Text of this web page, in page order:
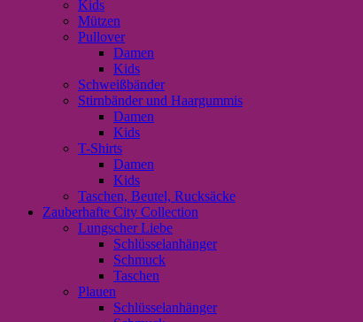
Kids
Mützen
Pullover
Damen
Kids
Schweißbänder
Stirnbänder und Haargummis
Damen
Kids
T-Shirts
Damen
Kids
Taschen, Beutel, Rucksäcke
Zauberhafte City Collection
Lungscher Liebe
Schlüsselanhänger
Schmuck
Taschen
Plauen
Schlüsselanhänger